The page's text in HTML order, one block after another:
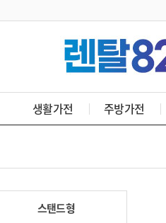
생활가전 주방가전
스탠드형